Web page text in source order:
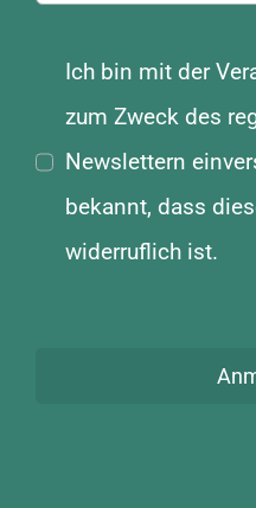
Ich bin mit der
zum Zweck des
Newslettern
bekannt, dass
widerruflich ist.